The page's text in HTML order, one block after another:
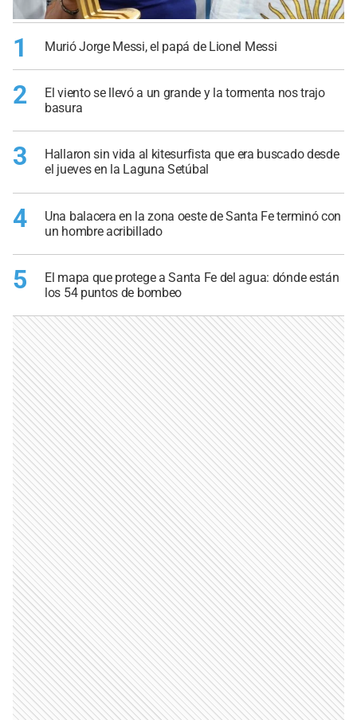
1 Murió Jorge Messi, el papá de Lionel Messi
2
El viento se llevó a un grande y la tormenta nos trajo
basura
3
Hallaron sin vida al kitesurfista que era buscado desde
el jueves en la Laguna Setúbal
4
Una balacera en la zona oeste de Santa Fe terminó con
un hombre acribillado
5
El mapa que protege a Santa Fe del agua: dónde están
los 54 puntos de bombeo